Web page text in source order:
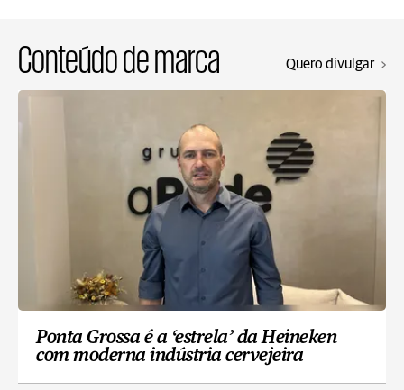
Conteúdo de marca Quero divulgar
Ponta Grossa é a ‘estrela’ da Heineken
com moderna indústria cervejeira